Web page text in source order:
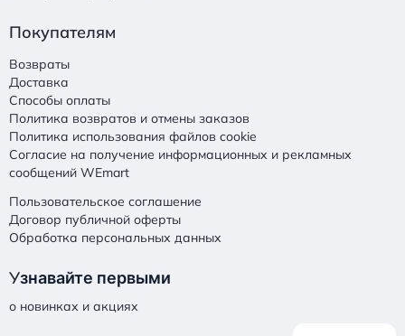
Покупателям
Возвраты
Доставка
Способы оплаты
Политика возвратов и отмены заказов
Политика использования файлов cookie
Согласие на получение информационных и рекламных
сообщений WEmart
Пользовательское соглашение
Договор публичной оферты
Обработка персональных данных
Узнавайте первыми
о новинках и акциях